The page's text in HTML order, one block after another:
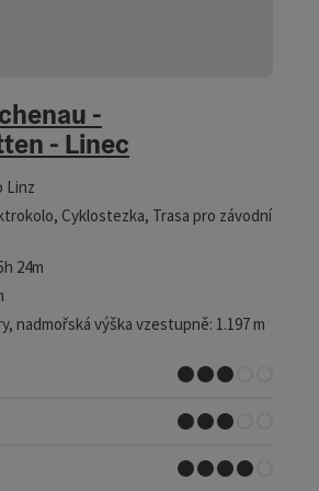
-
- Linec
Linz
Cyklostezka, Trasa pro závodní
24m
nadmořská výška vzestupně: 1.197 m